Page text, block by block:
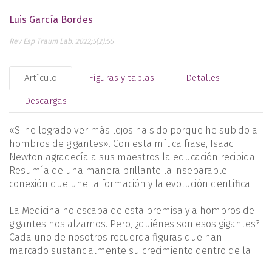
Luis García Bordes
Rev Esp Traum Lab. 2022;5(2):55
Artículo Figuras y tablas Detalles
Descargas
«Si he logrado ver más lejos ha sido porque he subido a
hombros de gigantes». Con esta mítica frase, Isaac
Newton agradecía a sus maestros la educación recibida.
Resumía de una manera brillante la inseparable
conexión que une la formación y la evolución científica.
La Medicina no escapa de esta premisa y a hombros de
gigantes nos alzamos. Pero, ¿quiénes son esos gigantes?
Cada uno de nosotros recuerda figuras que han
marcado sustancialmente su crecimiento dentro de la